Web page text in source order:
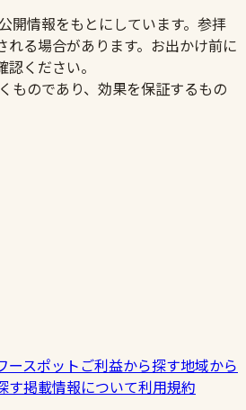
開情報をもとにしています。参拝
れる場合があります。お出かけ前に
ください。
ものであり、効果を保証するもの
ースポットご利益から探す地域から
す掲載情報について利用規約